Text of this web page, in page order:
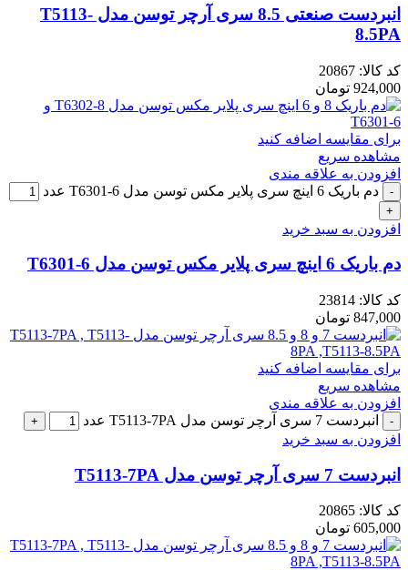
انبردست صنعتی 8.5 سری آرچر توسن مدل T5113-
8.5PA
کد کالا: 20867
924,000 تومان
برای مقایسه اضافه کنید
مشاهده سریع
افزودن به علاقه مندی
دم باریک 6 اینچ سری پلایر مکس توسن مدل T6301-6 عدد
افزودن به سبد خرید
دم باریک 6 اینچ سری پلایر مکس توسن مدل T6301-6
کد کالا: 23814
847,000 تومان
برای مقایسه اضافه کنید
مشاهده سریع
افزودن به علاقه مندی
انبردست 7 سری آرچر توسن مدل T5113-7PA عدد
افزودن به سبد خرید
انبردست 7 سری آرچر توسن مدل T5113-7PA
کد کالا: 20865
605,000 تومان